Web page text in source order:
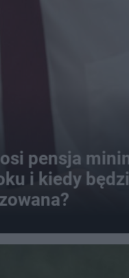
pensja
i kiedy